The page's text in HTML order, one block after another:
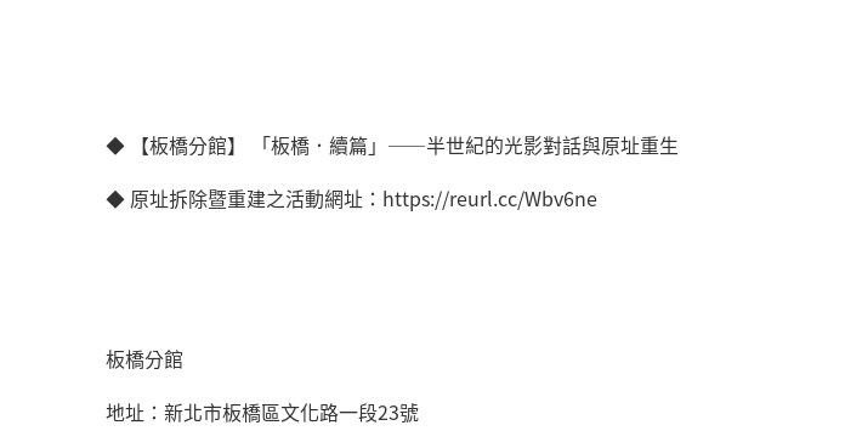
◆ 【板橋分館】 「板橋．續篇」——半世紀的光影對話與原址重生
◆ 原址拆除暨重建之活動網址：https://reurl.cc/Wbv6ne
板橋分館
地址：新北市板橋區文化路一段23號